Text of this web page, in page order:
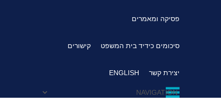
פסיקה ומאמרים
סיכומים כידיד בית המשפט קישורים
יצירת קשר ENGLISH